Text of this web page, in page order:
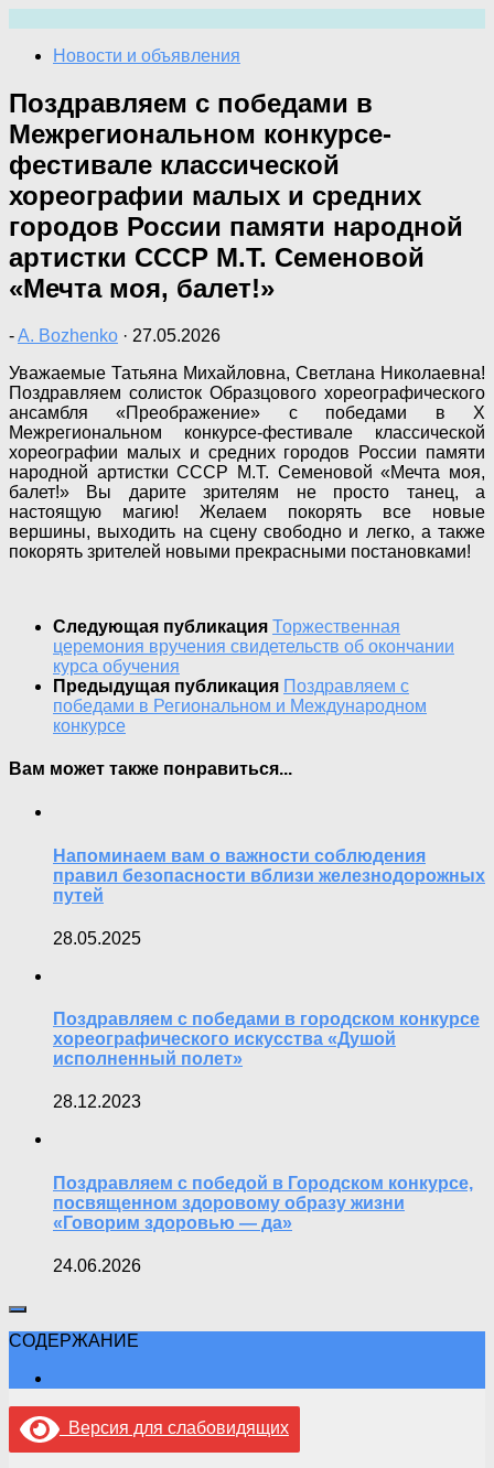
содержимому
Новости и объявления
Поздравляем с победами в
Межрегиональном конкурсе-
фестивале классической
хореографии малых и средних
городов России памяти народной
артистки СССР М.Т. Семеновой
«Мечта моя, балет!»
-A. Bozhenko · 27.05.2026
Уважаемые Татьяна Михайловна, Светлана Николаевна!
Поздравляем солисток Образцового хореографического
ансамбля «Преображение» с победами в X
Межрегиональном конкурсе-фестивале классической
хореографии малых и средних городов России памяти
народной артистки СССР М.Т. Семеновой «Мечта моя,
балет!» Вы дарите зрителям не просто танец, а
настоящую магию! Желаем покорять все новые
вершины, выходить на сцену свободно и легко, а также
покорять зрителей новыми прекрасными постановками!
Следующая публикация Торжественная
церемония вручения свидетельств об окончании
курса обучения
Предыдущая публикация Поздравляем с
победами в Региональном и Международном
конкурсе
Вам может также понравиться...
Напоминаем вам о важности соблюдения
правил безопасности вблизи железнодорожных
путей
28.05.2025
Поздравляем с победами в городском конкурсе
хореографического искусства «Душой
исполненный полет»
28.12.2023
Поздравляем с победой в Городском конкурсе,
посвященном здоровому образу жизни
«Говорим здоровью — да»
24.06.2026
СОДЕРЖАНИЕ
Версия для слабовидящих